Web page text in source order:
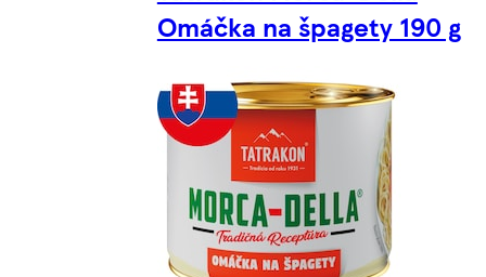
Omáčka na špagety 190 g